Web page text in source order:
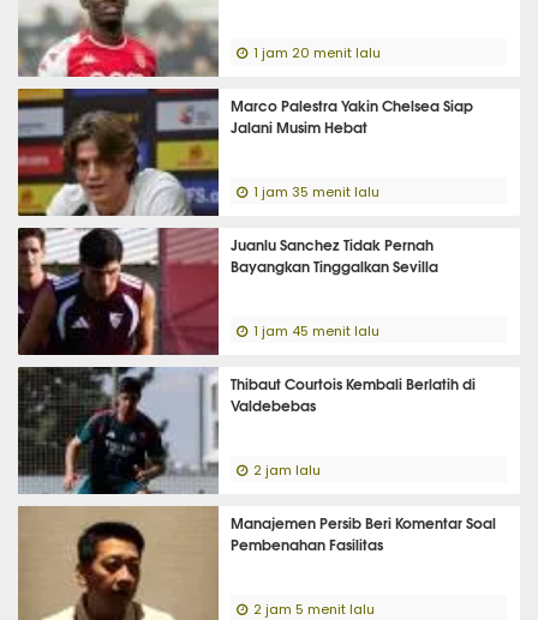
1 jam 20 menit lalu
Marco Palestra Yakin Chelsea Siap
Jalani Musim Hebat
1 jam 35 menit lalu
Juanlu Sanchez Tidak Pernah
Bayangkan Tinggalkan Sevilla
1 jam 45 menit lalu
Thibaut Courtois Kembali Berlatih di
Valdebebas
2 jam lalu
Manajemen Persib Beri Komentar Soal
Pembenahan Fasilitas
2 jam 5 menit lalu